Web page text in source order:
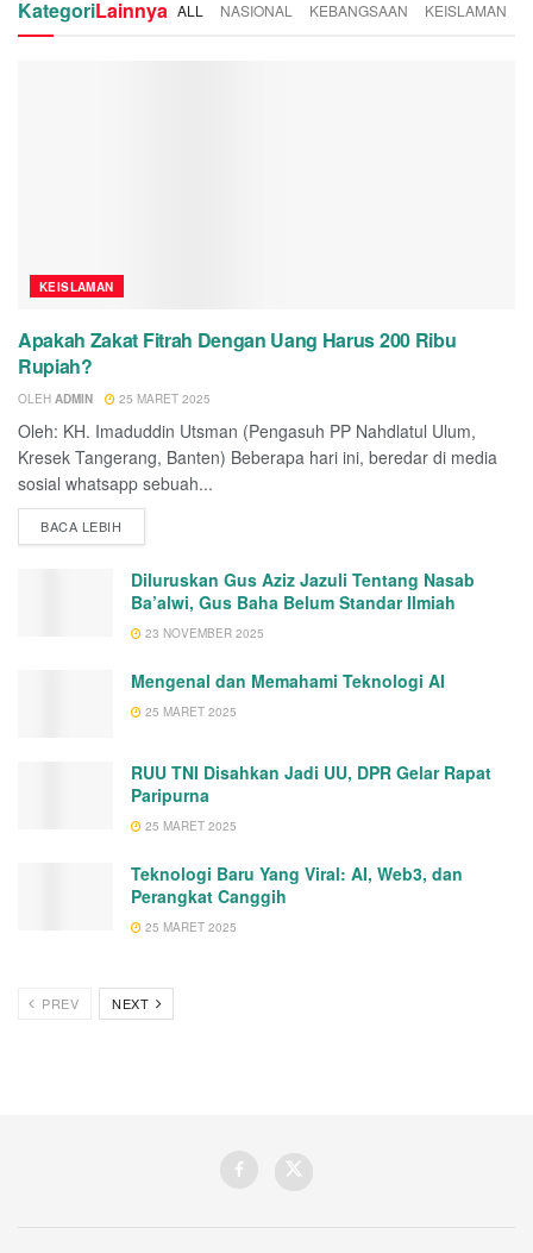
KategoriLainnya ALL NASIONAL KEBANGSAAN KEISLAMAN
KEISLAMAN
Apakah Zakat Fitrah Dengan Uang Harus 200 Ribu
Rupiah?
OLEH ADMIN 25 MARET 2025
Oleh: KH. Imaduddin Utsman (Pengasuh PP Nahdlatul Ulum,
Kresek Tangerang, Banten) Beberapa hari ini, beredar di media
sosial whatsapp sebuah...
BACA LEBIH
Diluruskan Gus Aziz Jazuli Tentang Nasab
Ba’alwi, Gus Baha Belum Standar Ilmiah
23 NOVEMBER 2025
Mengenal dan Memahami Teknologi AI
25 MARET 2025
RUU TNI Disahkan Jadi UU, DPR Gelar Rapat
Paripurna
25 MARET 2025
Teknologi Baru Yang Viral: AI, Web3, dan
Perangkat Canggih
25 MARET 2025
PREV NEXT